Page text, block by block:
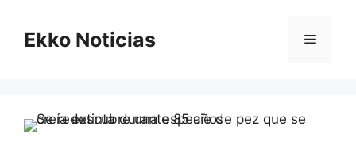
contenido
Ekko Noticias Menú